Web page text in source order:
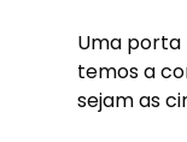
Uma porta
temos a
sejam as